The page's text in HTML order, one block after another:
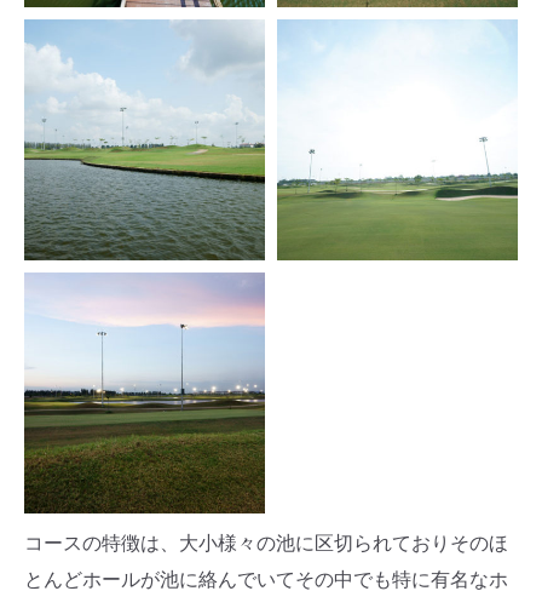
コースの特徴は、大小様々の池に区切られておりそのほ
とんどホールが池に絡んでいてその中でも特に有名なホ